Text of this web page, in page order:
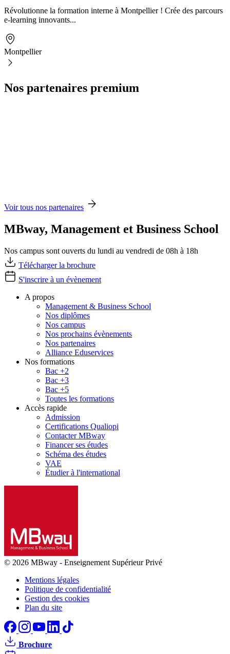
Révolutionne la formation interne à Montpellier ! Crée des parcours
e-learning innovants...
Montpellier
Nos partenaires premium
Voir tous nos partenaires
MBway, Management et Business School
Nos campus sont ouverts du lundi au vendredi de 08h à 18h
Télécharger la brochure
S'inscrire à un évènement
A propos
Management & Business School
Nos diplômes
Nos campus
Nos prochains évènements
Nos partenaires
Alliance Eduservices
Nos formations
Bac +2
Bac +3
Bac +5
Toutes les formations
Accès rapide
Admission
Certifications Qualiopi
Contacter MBway
Financer ses études
Schéma des études
VAE
Étudier à l'international
© 2026 MBway - Enseignement Supérieur Privé
Mentions légales
Politique de confidentialité
Gestion des cookies
Plan du site
Brochure